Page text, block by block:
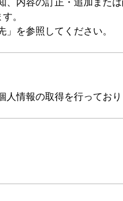
。
を参照してください。
情報の取得を行っており